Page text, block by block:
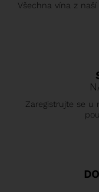
Všechna vína z
Zaregistrujte se u